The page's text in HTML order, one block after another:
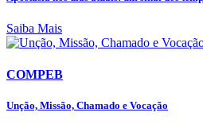
Saiba Mais
COMPEB
Unção, Missão, Chamado e Vocação